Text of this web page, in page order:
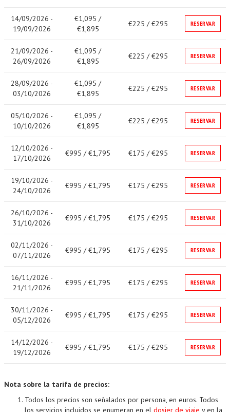
14/09/2026 -
19/09/2026
€1,095 /
€1,895
€225 / €295 RESERVAR
21/09/2026 -
26/09/2026
€1,095 /
€1,895
€225 / €295 RESERVAR
28/09/2026 -
03/10/2026
€1,095 /
€1,895
€225 / €295 RESERVAR
05/10/2026 -
10/10/2026
€1,095 /
€1,895
€225 / €295 RESERVAR
12/10/2026 -
17/10/2026
€995 / €1,795 €175 / €295 RESERVAR
19/10/2026 -
24/10/2026
€995 / €1,795 €175 / €295 RESERVAR
26/10/2026 -
31/10/2026
€995 / €1,795 €175 / €295 RESERVAR
02/11/2026 -
07/11/2026
€995 / €1,795 €175 / €295 RESERVAR
16/11/2026 -
21/11/2026
€995 / €1,795 €175 / €295 RESERVAR
30/11/2026 -
05/12/2026
€995 / €1,795 €175 / €295 RESERVAR
14/12/2026 -
19/12/2026
€995 / €1,795 €175 / €295 RESERVAR
Nota sobre la tarifa de precios:
Todos los precios son señalados por persona, en euros. Todos
los servicios incluidos se enumeran en el dosier de viaje y en la